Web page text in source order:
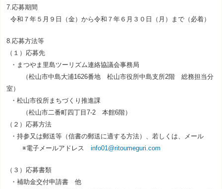
7.応募期間
令和７年５月９日（金）から令和７年６月３０日（月）まで（必着）
8.応募方法等
（１）応募先
・まつやま里島ツーリズム連絡協議会事務局
（松山市中島大浦1626番地 松山市役所中島支所2階 総務担当分
室）
・松山市役所まちづくり推進課
（松山市二番町四丁目7-2 本館6階）
（２）応募方法
・持参又は郵送等（信書の郵送に適する方法）、若しくは、メール
※電子メールアドレスinfo01@ritoumeguri.com
（３）応募書類
・補助金交付申請書 他